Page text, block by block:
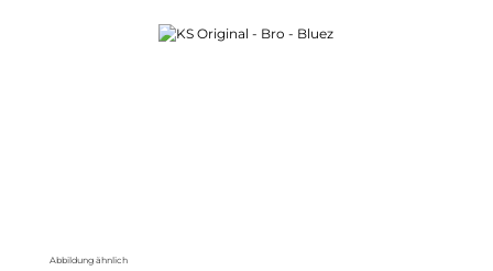
Bildergalerie überspringen
Abbildung ähnlich